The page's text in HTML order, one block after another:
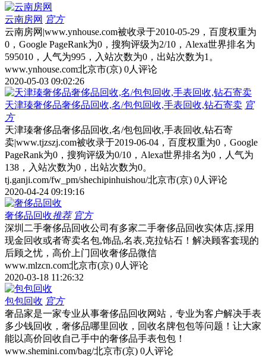
云南房网 官方
云南房网|www.ynhouse.com被收录于2010-05-29，百度权重为
0，Google PageRank为0，搜狗评级为2/10，Alexa世界排名为
595010，人气为995，入站次数为0，出站次数为1。
www.ynhouse.com北京市(京) 0人评论
2020-05-03 09:02:26
天津瑧奢侈品奢侈品回收,名/包包回收,手表回收,钻石寄卖 官
方
天津瑧奢侈品奢侈品回收,名/包包回收,手表回收,钻石寄
卖|www.tjzszj.com被收录于2019-06-04，百度权重为0，Google
PageRank为0，搜狗评级为0/10，Alexa世界排名为0，人气为
138，入站次数为0，出站次数为0。
tj.ganji.com/fw_pm/shechipinhuishou/北京市(京) 0人评论
2020-04-24 09:19:16
奢侈品回收推荐 官方
深圳二手奢侈品回收公司有多家二手奢侈品回收实体店,採用
现金回收或者寄卖名包,饰品,名表,克拉钻石！解决顾客套现的
后顾之忧，高价上门回收奢侈品微信
www.mlzcn.com北京市(京) 0人评论
2020-03-18 11:26:32
包包回收 官方
奢品家是一家专业从事奢侈品回收网站，专业为客户解决手表
多少钱回收，奢侈品哪里回收，回收名牌包包等问题！让大家
能以高价回收自己手中的奢侈品手表包包！
www.shemini.com/bag/北京市(京) 0人评论